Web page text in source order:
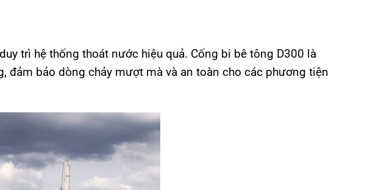
trì hệ thống thoát nước hiệu quả. Cống bi bê tông D300 là
đảm bảo dòng chảy mượt mà và an toàn cho các phương tiện